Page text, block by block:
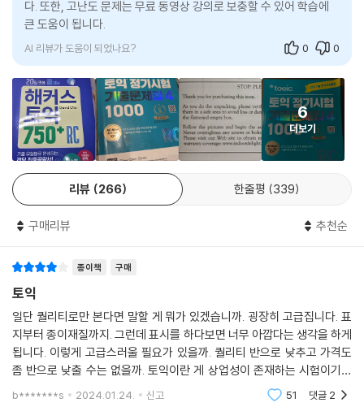
다. 또한, 고난도 문제는 무료 동영상 강의로 보충할 수 있어 학습에
큰 도움이 됩니다.
AI 리뷰가 도움이 되었나요? 0 0
6
더보기
리뷰 266 한줄평 339
구매리뷰 추천순
종이책 구매
토익
일단 퀄리티로만 본다면 말할 게 뭐가 있겠습니까. 굉장히 고급집니다. 표
지부터 종이재질까지. 그런데 표시를 하다보면 너무 아깝다는 생각을 하게
됩니다. 이렇게 고급스러울 필요가 있을까. 퀄리티 반으로 낮추고 가격도
좀 반으로 낮출 수는 없을까. 토익이란 게 상업성이 존재하는 시험이기에
상업적인 측면을 이해하면서도 그래도 공익적인 성격도 좀 있으니 절충을
b*******s 2024.01.24. 신고 51 댓글 2